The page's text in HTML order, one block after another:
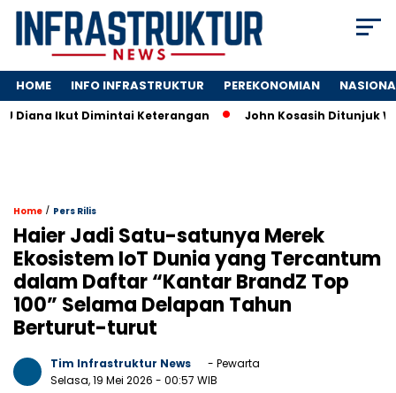
HOME INFO INFRASTRUKTUR PEREKONOMIAN
Dimintai Keterangan John Kosasih Ditunjuk Wakil
Home / Pers Rilis
Haier Jadi Satu-satunya Merek
Ekosistem IoT Dunia yang Tercantum
dalam Daftar “Kantar BrandZ Top
100” Selama Delapan Tahun
Berturut-turut
Tim Infrastruktur News
- Pewarta
Selasa, 19 Mei 2026 - 00:57 WIB